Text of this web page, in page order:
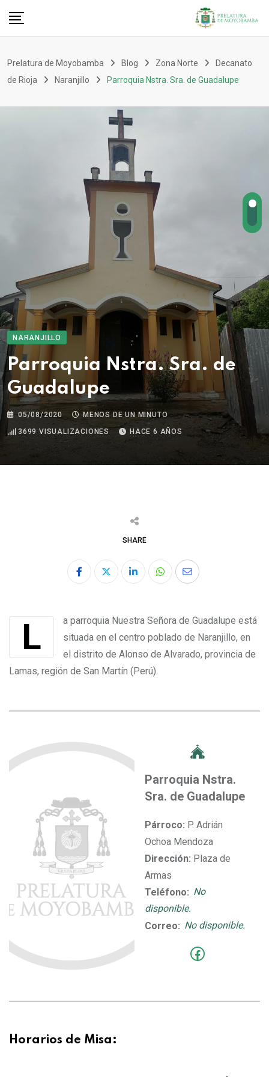
Prelatura de Moyobamba Blog Zona Norte
Decanato
de Rioja
Naranjillo Parroquia Nstra. Sra. de Guadalupe
NARANJILLO
Parroquia Nstra. Sra. de
Guadalupe
05/08/2020
MENOS DE UN MINUTO
3699 VISUALIZACIONES HACE 6 AÑOS
SHARE
La parroquia Nuestra Señora de Guadalupe está
situada en el centro poblado de Naranjillo, en
el distrito de Alonso de Alvarado, provincia de
Lamas, región de San Martín (Perú).
Parroquia Nstra.
Sra. de Guadalupe
Párroco: P. Adrián
Ochoa Mendoza
Dirección: Plaza de
Armas
Teléfono: No
disponible.
Correo: No disponible.
Horarios de Misa: